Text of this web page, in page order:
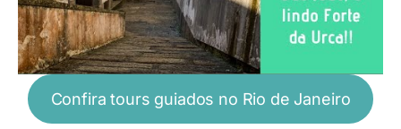
Confira tours guiados no Rio de Janeiro